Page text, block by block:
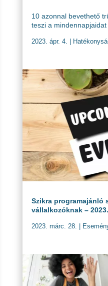
10 azonnal bevethető
teszi a mindennapjaidat
2023. ápr. 4.
Szikra programajánló
vállalkozóknak –
2023. márc. 28.